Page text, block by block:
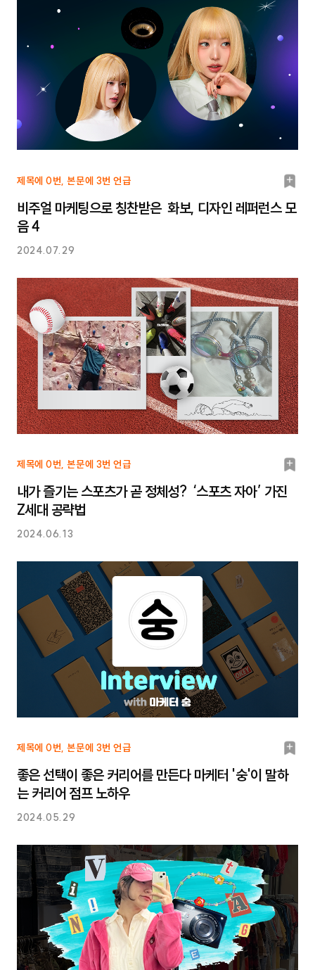
제목에 0번, 본문에 3번 언급
북
마
비주얼 마케팅으로 칭찬받은 화보, 디자인 레퍼런스 모
음 4
2024.07.29
제목에 0번, 본문에 3번 언급
북
마
내가 즐기는 스포츠가 곧 정체성? ‘스포츠 자아’ 가진
Z세대 공략법
2024.06.13
제목에 0번, 본문에 3번 언급
북
마
좋은 선택이 좋은 커리어를 만든다 마케터 '숭'이 말하
는 커리어 점프 노하우
2024.05.29